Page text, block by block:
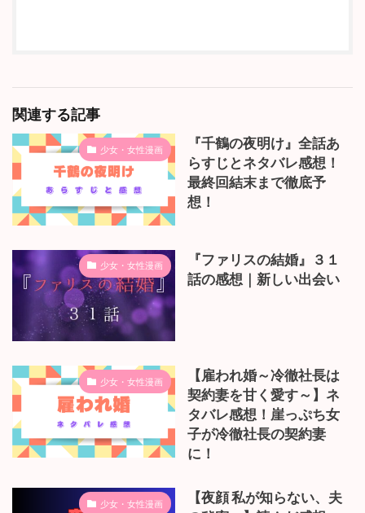
関連する記事
少女・女性漫画
『千鶴の夜明け』全話あ
らすじとネタバレ感想！
最終回結末まで徹底予
想！
少女・女性漫画
『ファリスの結婚』３１
話の感想｜新しい出会い
少女・女性漫画
【雇われ婚～冷徹社長は
契約妻を甘く愛す～】ネ
タバレ感想！崖っぷち女
子が冷徹社長の契約妻
に！
少女・女性漫画
【夜顔 私が知らない、夫